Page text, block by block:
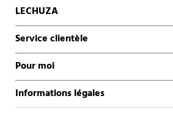
LECHUZA
Service clientèle
Pour moi
Informations légales